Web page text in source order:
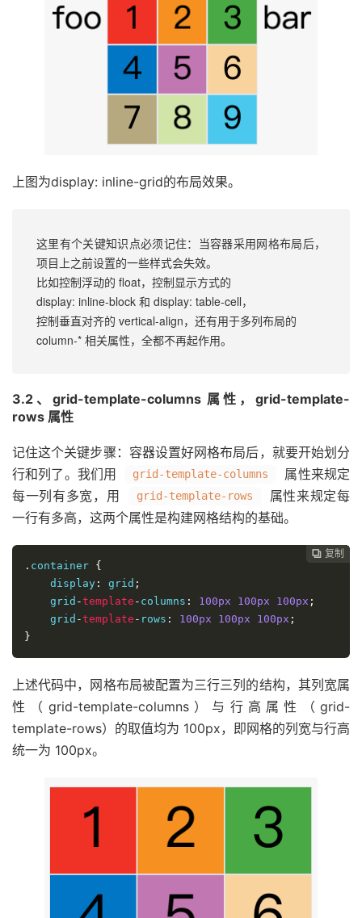
上图为display: inline-grid的布局效果。
这里有个关键知识点必须记住：当容器采用网格布局后，
项目上之前设置的一些样式会失效。
比如控制浮动的 float，控制显示方式的
display: inline-block 和 display: table-cell，
控制垂直对齐的 vertical-align，还有用于多列布局的
column-* 相关属性，全都不再起作用。
3.2、grid-template-columns 属性，grid-template-
rows 属性
记住这个关键步骤：容器设置好网格布局后，就要开始划分
行和列了。我们用
grid-template-columns
属性来规定
每一列有多宽，用
grid-template-rows
属性来规定每
一行有多高，这两个属性是构建网格结构的基础。
 复制
 复制
 复制
 复制
 复制
 复制
 复制
 复制
 复制
 复制
 复制
 复制
 复制
 复制
 复制
 复制
 复制
 复制
 复制
 复制
 复制
 复制
 复制
 复制
 复制
 复制
 复制
 复制
 复制
 复制
 复制
 复制
 复制
 复制
 复制
 复制
 复制
 复制
 复制
 复制
. container {
    display
: grid ;
grid -template - columns : 100px 100px 100px ;
grid -template - rows : 100px 100px 100px ;
}
上述代码中，网格布局被配置为三行三列的结构，其列宽属
性（grid-template-columns）与行高属性（grid-
template-rows）的取值均为 100px，即网格的列宽与行高
统一为 100px。